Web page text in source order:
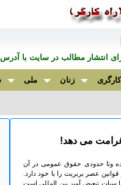
انتشار مطالب در سايت با
کارگری زنان ملی
غرامت می دهد!
وتا حدودی حقوق عمومی در آن
عصر بربریت را با خود دارد.
سبات تبعیض آمیز بین المللی است